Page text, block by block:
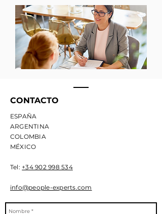
CONTACTO
ESPAÑA
ARGENTINA
COLOMBIA
MÉXICO
Tel: +34 902 998 534
info@people-experts.com